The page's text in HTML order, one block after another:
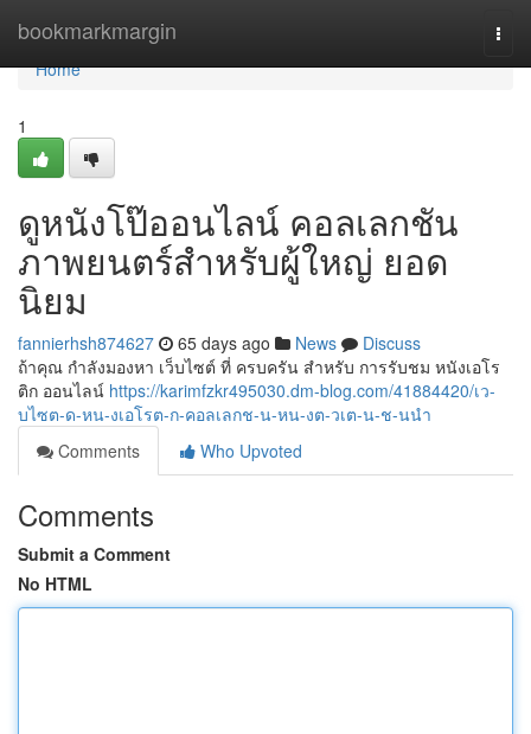
bookmarkmargin
Home
Home
1
ดูหนังโป๊ออนไลน์ คอลเลกชัน
ภาพยนตร์สำหรับผู้ใหญ่ ยอด
นิยม
fannierhsh874627 65 days ago News
Discuss
ถ้าคุณ กำลังมองหา เว็บไซต์ ที่ ครบครัน สำหรับ การรับชม หนังเอโร
ติก ออนไลน์ https://karimfzkr495030.dm-blog.com/41884420/เว-
บไซต-ด-หน-งเอโรต-ก-คอลเลกช-น-หน-งต-วเต-น-ช-นนำ
Comments
Who Upvoted
Comments
Submit a Comment
No HTML